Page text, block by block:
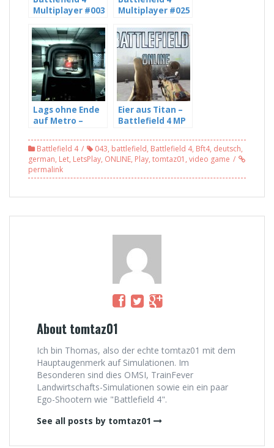
Multiplayer #003
Leid ist halbes
Leid
Multiplayer #025
der Beta naht –
mit Freddy LP
und
DJNLetsPlays
Lags ohne Ende
auf Metro –
#47
Eier aus Titan –
Battlefield 4 MP
Battlefield 4 043, battlefield, Battlefield 4, Bft4, deutsch,
german, Let, LetsPlay, ONLINE, Play, tomtaz01 , video game
permalink
About tomtaz01
Ich bin Thomas, also der echte tomtaz01 mit dem
Hauptaugenmerk auf Simulationen. Im
Besonderen sind dies OMSI, TrainFever
Landwirtschafts-Simulationen sowie ein ein paar
Ego-Shootern wie "Battlefield 4".
See all posts by tomtaz01